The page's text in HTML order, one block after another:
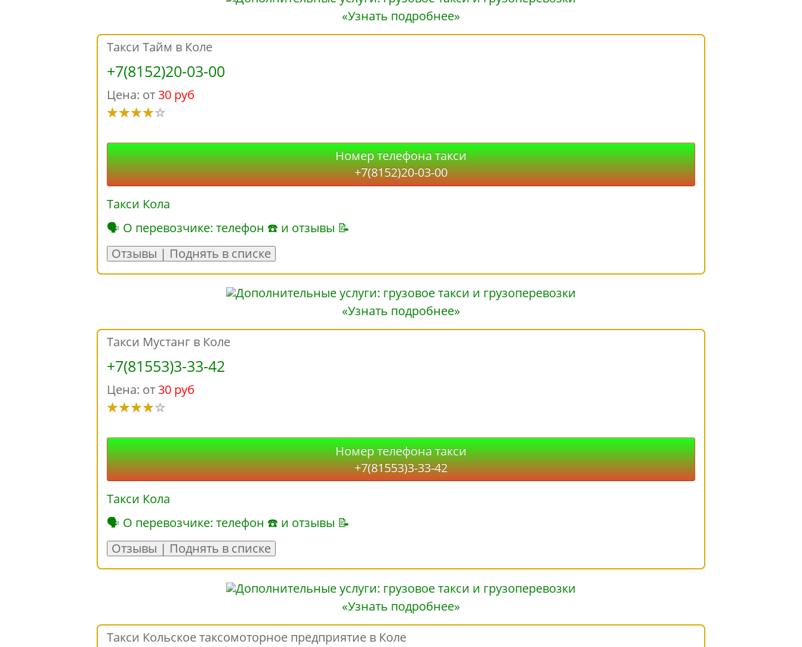
«Узнать подробнее»
Такси Тайм в Коле
+7(8152)20-03-00
Цена: от 30 руб
Номер телефона такси
+7(8152)20-03-00
Такси Кола
🗣 О перевозчике: телефон ☎ и отзывы 📝
Отзывы | Поднять в списке
«Узнать подробнее»
Такси Мустанг в Коле
+7(81553)3-33-42
Цена: от 30 руб
Номер телефона такси
+7(81553)3-33-42
Такси Кола
🗣 О перевозчике: телефон ☎ и отзывы 📝
Отзывы | Поднять в списке
«Узнать подробнее»
Такси Кольское таксомоторное предприятие в Коле